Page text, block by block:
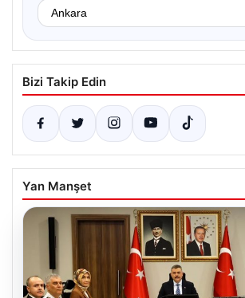
Bizi Takip Edin
Yan Manşet